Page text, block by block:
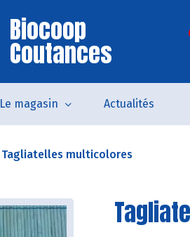
Biocoop
Coutances
Le magasin Actualités
Tagliatelles multicolores